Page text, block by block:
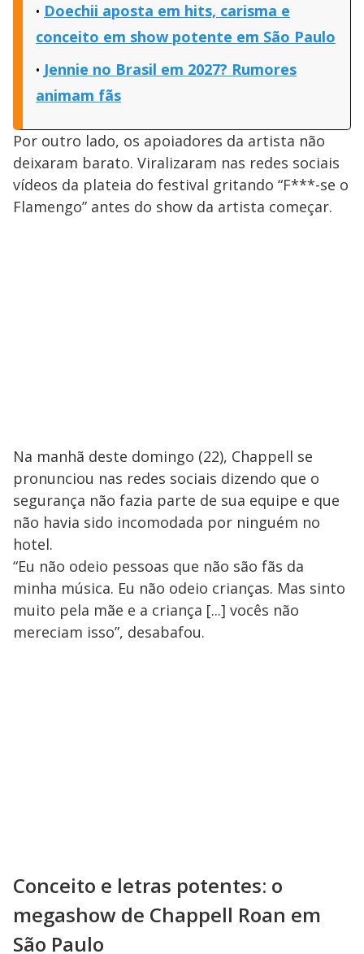
Doechii aposta em hits, carisma e
conceito em show potente em São Paulo
Jennie no Brasil em 2027? Rumores
animam fãs
Por outro lado, os apoiadores da artista não
deixaram barato. Viralizaram nas redes sociais
vídeos da plateia do festival gritando “F***-se o
Flamengo” antes do show da artista começar.
Na manhã deste domingo (22), Chappell se
pronunciou nas redes sociais dizendo que o
segurança não fazia parte de sua equipe e que
não havia sido incomodada por ninguém no
hotel.
“Eu não odeio pessoas que não são fãs da
minha música. Eu não odeio crianças. Mas sinto
muito pela mãe e a criança [...] vocês não
mereciam isso”, desabafou.
Conceito e letras potentes: o
megashow de Chappell Roan em
São Paulo